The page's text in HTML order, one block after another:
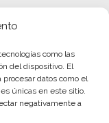
como las
del dispositivo. El
datos como el
únicas en este sitio.
negativamente a